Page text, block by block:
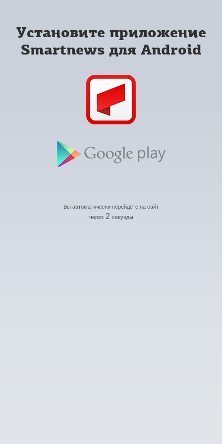
Установите приложение
Smartnews для Android
Вы автоматически перейдете на сайт
через 2 секунды